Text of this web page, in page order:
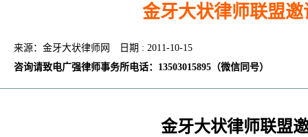
金牙大状律师联盟邀
来源：金牙大状律师网
日期 : 2011-10-15
咨询请致电广强律师事务所电话：13503015895（微信同号）
金牙大状律师联盟